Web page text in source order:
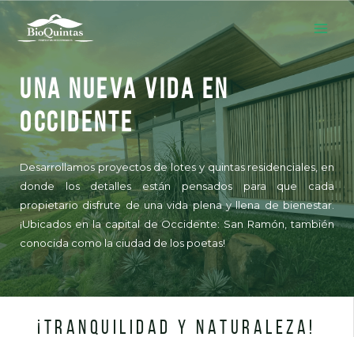
Una nueva vida en
Occidente
Desarrollamos proyectos de lotes y quintas residenciales, en
donde los detalles están pensados para que cada
propietario disfrute de una vida plena y llena de bienestar.
¡Ubicados en la capital de Occidente: San Ramón, también
conocida como la ciudad de los poetas!
¡TRANQUILIDAD Y NATURALEZA!